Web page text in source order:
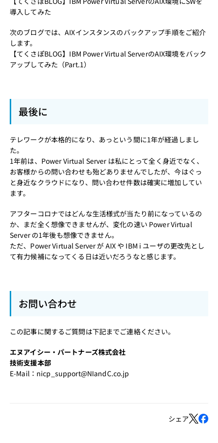
導入してみた
次のブログでは、AIXインスタンスのバックアップ手順をご紹介
します。
【てくさぽBLOG】IBM Power Virtual ServerのAIX環境をバック
アップしてみた（Part.1）
最後に
テレワークが本格的になり、あっという間に1年が経過しまし
た。
1年前は、Power Virtual Server は私にとって全く身近でなく、
お客様からの問い合わせも殆どありませんでしたが、今はぐっ
と身近なクラウドになり、問い合わせ件数は確実に増加してい
ます。
アフターコロナではどんな生活様式が当たり前になっているの
か、まだ全く想像できませんが、変化の速い Power Virtual
Server の1年後も想像できません。
ただ、Power Virtual Server が AIX や IBM i ユーザの更改先とし
て有力候補になってくる日は近いだろうなと感じます。
お問い合わせ
この記事に関するご質問は下記までご連絡ください。
エヌアイシー・パートナーズ株式会社
技術支援本部
E-Mail： nicp_support@NIandC.co.jp
シェア